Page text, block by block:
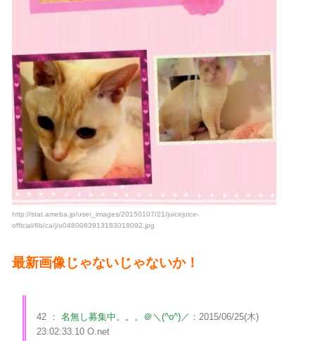
http://stat.ameba.jp/user_images/20150107/21/juicejuice-
official/6b/ca/j/o0480063913183018092.jpg
最新画像じゃないじゃないか！
42 ： 名無し募集中。。。＠＼(^o^)／ ：2015/06/25(木)
23:02:33.10 O.net